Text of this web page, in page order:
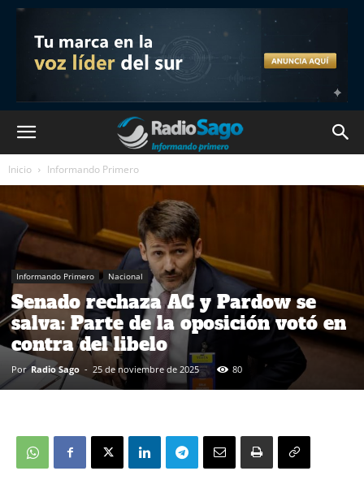
Inicio Informando Primero
Informando Primero Nacional
Senado rechaza AC y Pardow se
salva: Parte de la oposición votó en
contra del libelo
Por Radio Sago - 25 de noviembre de 2025 80